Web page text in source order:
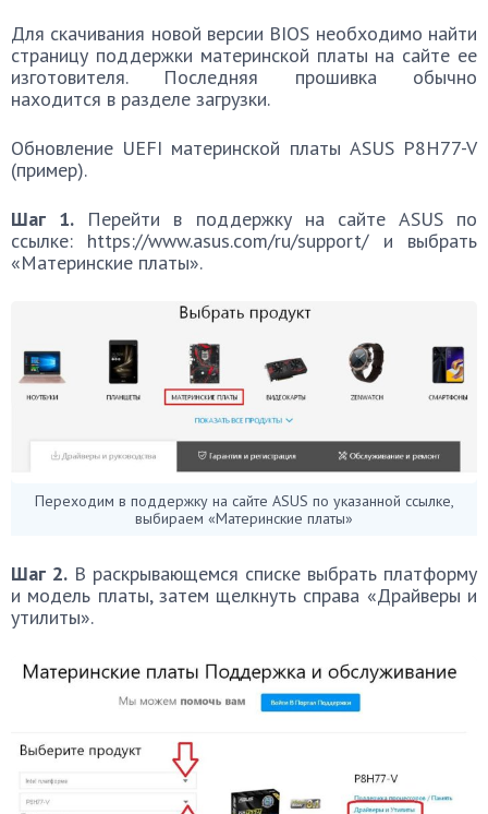
Для скачивания новой версии BIOS необходимо найти
страницу поддержки материнской платы на сайте ее
изготовителя. Последняя прошивка обычно
находится в разделе загрузки.
Обновление UEFI материнской платы ASUS P8H77-V
(пример).
Шаг 1. Перейти в поддержку на сайте ASUS по
ссылке: https://www.asus.com/ru/support/ и выбрать
«Материнские платы».
Переходим в поддержку на сайте ASUS по указанной ссылке,
выбираем «Материнские платы»
Шаг 2. В раскрывающемся списке выбрать платформу
и модель платы, затем щелкнуть справа «Драйверы и
утилиты».